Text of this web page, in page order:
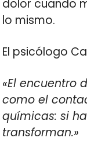
dolor cuando
lo mismo.
El psicólogo
«El encuentro
como el
químicas: si
transforman.»